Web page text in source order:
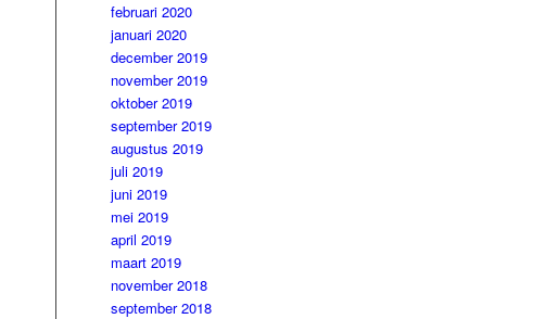
februari 2020
januari 2020
december 2019
november 2019
oktober 2019
september 2019
augustus 2019
juli 2019
juni 2019
mei 2019
april 2019
maart 2019
november 2018
september 2018